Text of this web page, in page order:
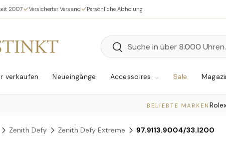
2007 Versicherter Versand Persönliche Abholung
Suchen
Suchen
verkaufen Neueingänge Accessoires Sale
BELIEBTE MARKEN
Zenith Defy Zenith Defy Extreme 97.9113.9004/33.I200